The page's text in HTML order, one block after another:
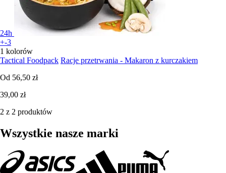
24h
+-3
1 kolorów
Tactical Foodpack Racje przetrwania - Makaron z kurczakiem
Od 56,50 zł
39,00 zł
2 z 2 produktów
Wszystkie nasze marki